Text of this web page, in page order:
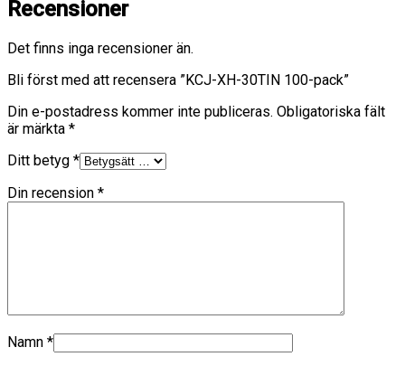
Recensioner
Det finns inga recensioner än.
Bli först med att recensera ”KCJ-XH-30TIN 100-pack”
Din e-postadress kommer inte publiceras. Obligatoriska fält
är märkta *
Ditt betyg *
Din recension *
Namn *